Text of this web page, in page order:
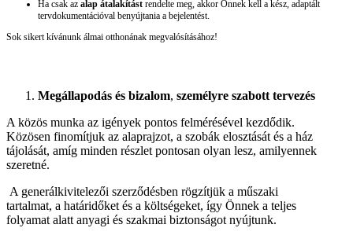
Ha csak az alap átalakítást rendelte meg, akkor Önnek kell a kész, adaptált
tervdokumentációval benyújtania a bejelentést.
Sok sikert kívánunk álmai otthonának megvalósításához!
Megállapodás és bizalom, személyre szabott tervezés
A közös munka az igények pontos felmérésével kezdődik.
Közösen finomítjuk az alaprajzot, a szobák elosztását és a ház
tájolását, amíg minden részlet pontosan olyan lesz, amilyennek
szeretné.
A generálkivitelezői szerződésben rögzítjük a műszaki
tartalmat, a határidőket és a költségeket, így Önnek a teljes
folyamat alatt anyagi és szakmai biztonságot nyújtunk.